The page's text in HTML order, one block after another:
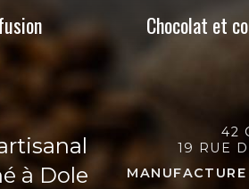
Chocolat et
à Dole
42
19 RUE
MANUFACTURE